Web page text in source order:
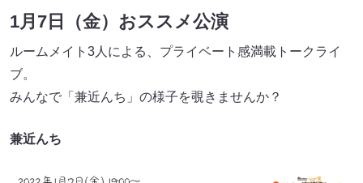
1月7日（金）おススメ公演
ルームメイト3人による、プライベート感満載トークライ
ブ。
みんなで「兼近んち」の様子を覗きませんか？
兼近んち